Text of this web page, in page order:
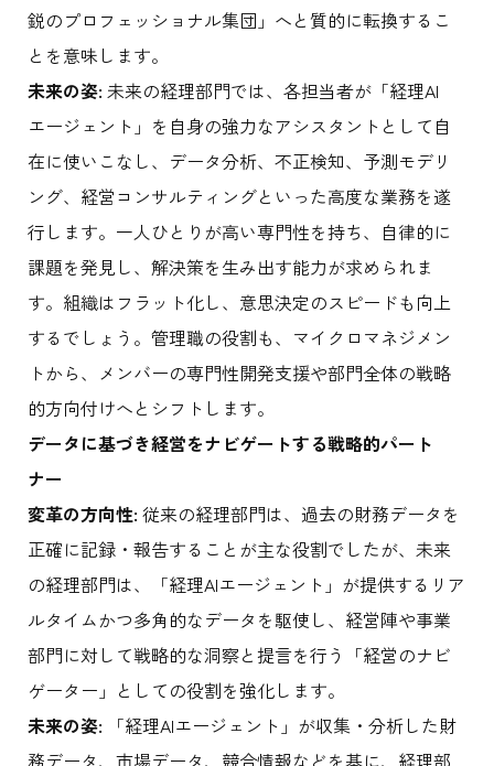
鋭のプロフェッショナル集団」へと質的に転換するこ
とを意味します。
未来の姿: 未来の経理部門では、各担当者が「経理AI
エージェント」を自身の強力なアシスタントとして自
在に使いこなし、データ分析、不正検知、予測モデリ
ング、経営コンサルティングといった高度な業務を遂
行します。一人ひとりが高い専門性を持ち、自律的に
課題を発見し、解決策を生み出す能力が求められま
す。組織はフラット化し、意思決定のスピードも向上
するでしょう。管理職の役割も、マイクロマネジメン
トから、メンバーの専門性開発支援や部門全体の戦略
的方向付けへとシフトします。
データに基づき経営をナビゲートする戦略的パート
ナー
変革の方向性: 従来の経理部門は、過去の財務データを
正確に記録・報告することが主な役割でしたが、未来
の経理部門は、「経理AIエージェント」が提供するリア
ルタイムかつ多角的なデータを駆使し、経営陣や事業
部門に対して戦略的な洞察と提言を行う「経営のナビ
ゲーター」としての役割を強化します。
未来の姿: 「経理AIエージェント」が収集・分析した財